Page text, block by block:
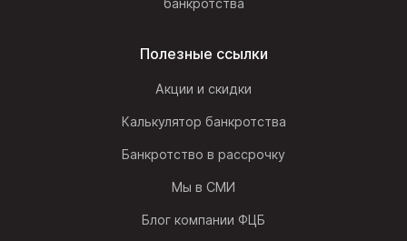
Полезные ссылки
Акции и скидки
Калькулятор банкротства
Банкротство в рассрочку
Мы в СМИ
Блог компании ФЦБ